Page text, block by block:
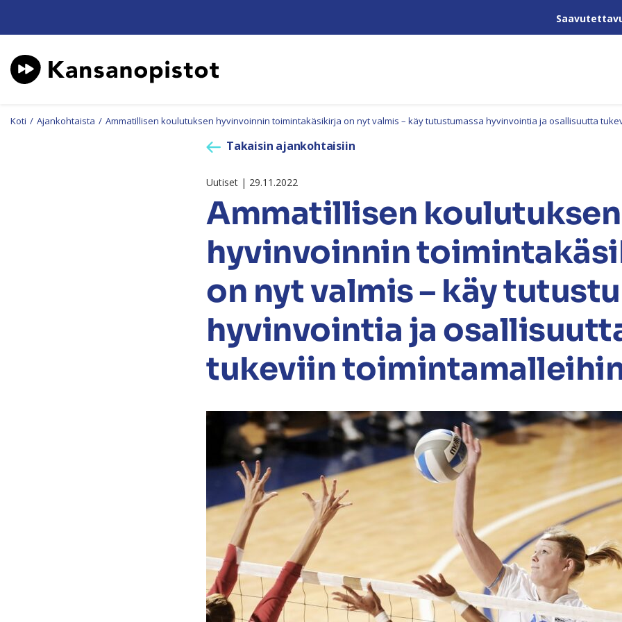
Koti / Ajankohtaista / Ammatillisen koulutuksen hyvinvoinnin toimintakäsikirja on nyt valmis – käy tutustumassa hyvinvointia ja osallisuutta
Takaisin ajankohtaisiin
Uutiset | 29.11.2022
Ammatillisen koulutuksen
hyvinvoinnin
on nyt valmis – käy
hyvinvointia ja
tukeviin